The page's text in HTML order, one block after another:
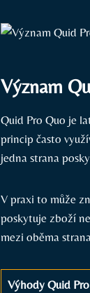
Význam
Quid Pro Quo je
princip často
jedna strana
V praxi to může
poskytuje zboží
mezi oběma
Výhody Quid